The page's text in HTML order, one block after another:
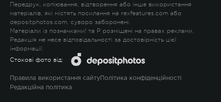
Передрук, копіювання, відтворення або інше використання
матеріалів, які містять посилання на rexfeatures.com або
depositphotos.com, суворо заборонені.
Матеріали із позначками! та P розміщені на правах реклами.
Редакція не несе відповідальності за достовірність цієї
інформації.
Стокові фото від:
Правила використання сайту Політика конфіденційності
Редакційна політика